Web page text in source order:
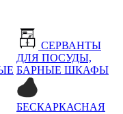
СЕРВАНТЫ
ДЛЯ ПОСУДЫ,
БАРНЫЕ ШКАФЫ
БЕСКАРКАСНАЯ